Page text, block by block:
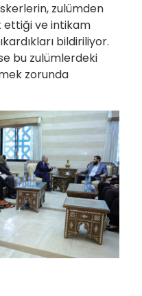
zulümden
ettiği ve intikam
bildiriliyor.
bu zulümlerdeki
zorunda